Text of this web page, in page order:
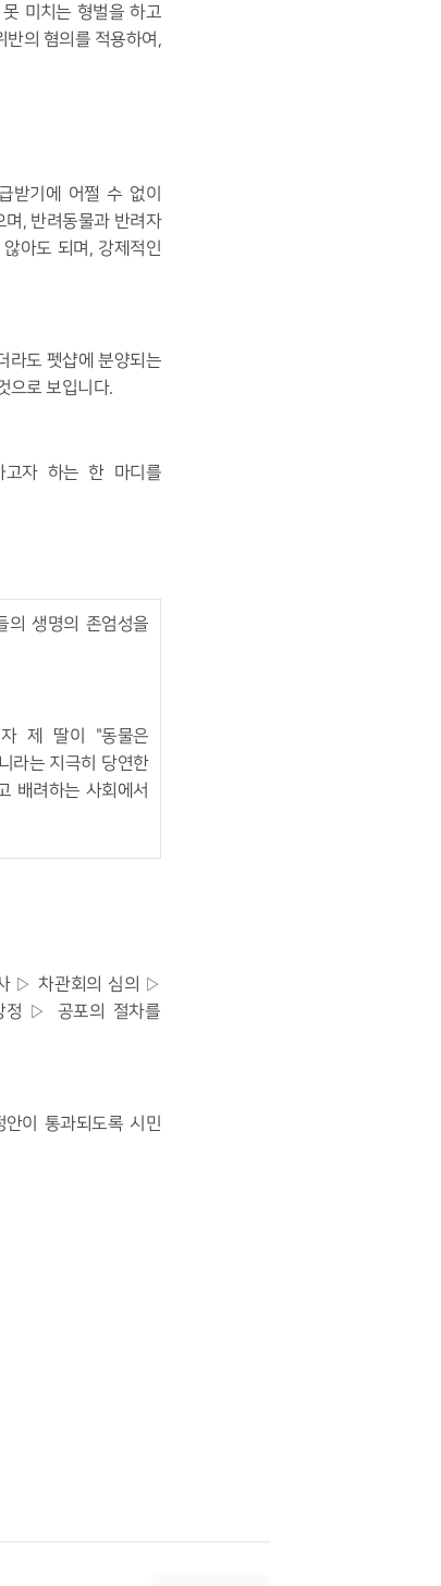
미치는 형벌을 하고
의 혐의를 적용하여 ,
받기에 어쩔 수 없이
며 , 반려동물과 반려자
아도 되며 , 강제적인
라도 펫샵에 분양되는
으로 보입니다.
고자 하는 한 마디를
의 생명의 존엄성을
자 제 딸이 "동물은
라는 지극히 당연한
배려하는 사회에서
▷차관회의 심의
▷
정 ▷ 공포의 절차를
이 통과되도록 시민